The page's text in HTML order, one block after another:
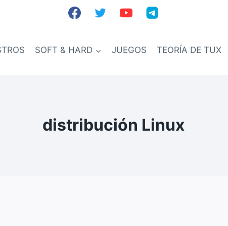
SOFT & HARD JUEGOS TEORÍA DE TUX
distribución Linux